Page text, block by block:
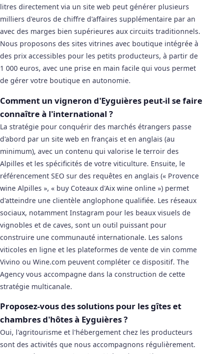
litres directement via un site web peut générer plusieurs
milliers d'euros de chiffre d'affaires supplémentaire par an
avec des marges bien supérieures aux circuits traditionnels.
Nous proposons des sites vitrines avec boutique intégrée à
des prix accessibles pour les petits producteurs, à partir de
1 000 euros, avec une prise en main facile qui vous permet
de gérer votre boutique en autonomie.
Comment un vigneron d'Eyguières peut-il se faire
connaître à l'international ?
La stratégie pour conquérir des marchés étrangers passe
d'abord par un site web en français et en anglais (au
minimum), avec un contenu qui valorise le terroir des
Alpilles et les spécificités de votre viticulture. Ensuite, le
référencement SEO sur des requêtes en anglais (« Provence
wine Alpilles », « buy Coteaux d'Aix wine online ») permet
d'atteindre une clientèle anglophone qualifiée. Les réseaux
sociaux, notamment Instagram pour les beaux visuels de
vignobles et de caves, sont un outil puissant pour
construire une communauté internationale. Les salons
viticoles en ligne et les plateformes de vente de vin comme
Vivino ou Wine.com peuvent compléter ce dispositif. The
Agency vous accompagne dans la construction de cette
stratégie multicanale.
Proposez-vous des solutions pour les gîtes et
chambres d'hôtes à Eyguières ?
Oui, l'agritourisme et l'hébergement chez les producteurs
sont des activités que nous accompagnons régulièrement.